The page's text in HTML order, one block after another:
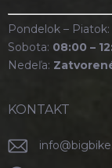
Pondelok – Piatok:
Sobota: 08:00 –
Nedeľa:
KONTAKT
info@